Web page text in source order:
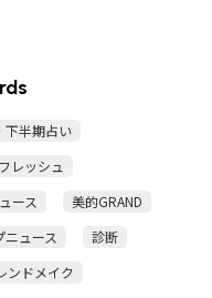
下半期占い
レッシュ
ース
美的GRAND
ニュース
診断
ンドメイク